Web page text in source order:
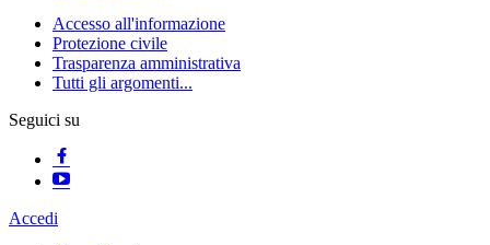
Accesso all'informazione
Protezione civile
Trasparenza amministrativa
Tutti gli argomenti...
Seguici su
Accedi